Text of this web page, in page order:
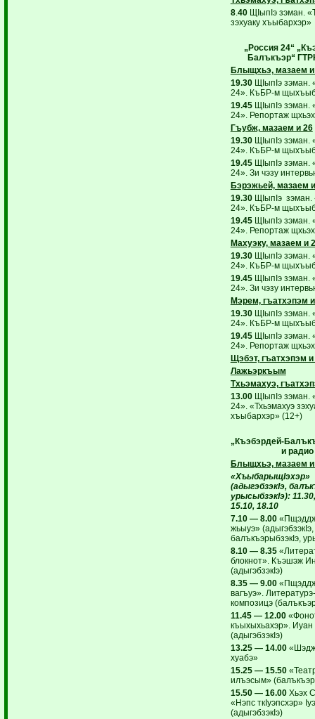
8. 40ЩIыпIэ зэман.
зэхуаку хъыбархэр»
„Россия 24“
Балъкъэр“
Блыщхьэ, мазаем и
19.30ЩIыпIэ зэман.
24». КъБР-м
19.45ЩIыпIэ зэман.
24». Репортаж
Гъубж, мазаем и 26
19.30ЩIыпIэ зэман.
24». КъБР-м
19.45ЩIыпIэ зэман.
24». Зи чэзу
Бэрэжьей, мазаем
19.30ЩIыпIэ зэман.
24». КъБР-м
19.45ЩIыпIэ зэман.
24». Репортаж
Махуэку, мазаем и
19.30ЩIыпIэ зэман.
24». КъБР-м
19.45ЩIыпIэ зэман.
24». Зи чэзу
Мэрем, гъатхэпэм
19.30ЩIыпIэ зэман.
24». КъБР-м
19.45ЩIыпIэ зэман.
24». Репортаж
Щэбэт, гъатхэпэм и
Лажьэркъым
Тхьэмахуэ,
13.00ЩIыпIэ зэман.
24». «Тхьэмахуэ
хъыбархэр» (12+)
„Къэбэрдей-
и радио
Блыщхьэ, мазаем и
«ХъыбарыщIэхэр»
(адыгэбзэкIэ,
урысыбзэкIэ):
15.10, 18.10
7.10 — 8.00
жьыуэ» (адыгэбзэкIэ,
балъкъэрыбзэкIэ,
8.10 — 8.35
блокнот». Къэшэж
(адыгэбзэкIэ)
8.35 — 9.00
вагъуэ».
композицэ
11.45 — 12.00
къыхыхьахэр». Иуан
(адыгэбзэкIэ)
13.25 — 14.00
хуабэ»
15.25 — 15.50
илъэсым»
15.50 — 16.00Хьэх
«Нэпс ткIуэпсхэр»
(адыгэбзэкIэ)